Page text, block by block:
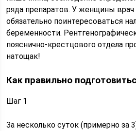
ряда препаратов. У женщины
обязательно поинтересоваться
беременности.
пояснично-крестцового отдела
натощак!
Как правильно
Шаг 1
За несколько суток (примерно за